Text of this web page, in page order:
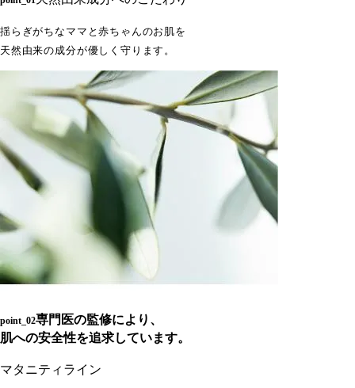
揺らぎがちなママと赤ちゃんのお肌を
天然由来の成分が優しく守ります。
point_02専門医の監修により、
肌への安全性を追求しています。
マタニティライン